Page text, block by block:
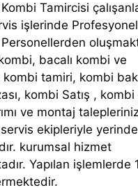
Tamircisi
işlerinde
bacalı kombi ve
kombi tamiri, kombi
kombi Satış ,
ve montaj
ekipleriyle yerinde
kurumsal hizmet
Yapılan işlemlerde